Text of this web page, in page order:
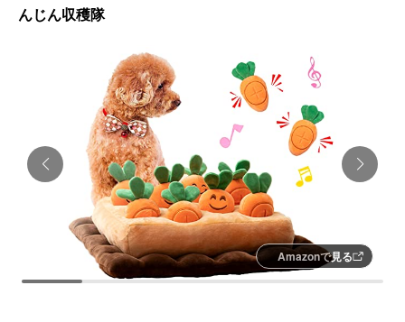
んじん収穫隊
Amazonで見る